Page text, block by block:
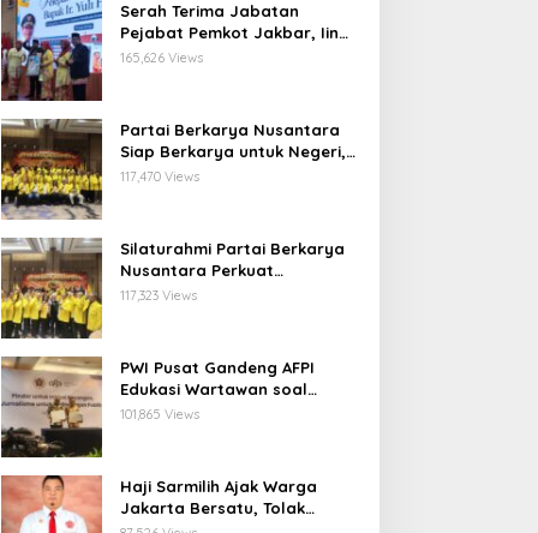
Serah Terima Jabatan
Pejabat Pemkot Jakbar, Iin
Mutmainnah: Mutasi Adalah
165,626 Views
Partai Berkarya Nusantara
Siap Berkarya untuk Negeri,
Kawal Program Prabowo dan
117,470 Views
Silaturahmi Partai Berkarya
Nusantara Perkuat
Konsolidasi Organisasi dan
117,323 Views
PWI Pusat Gandeng AFPI
Edukasi Wartawan soal
Pindar dan Perlindungan
101,865 Views
Haji Sarmilih Ajak Warga
Jakarta Bersatu, Tolak